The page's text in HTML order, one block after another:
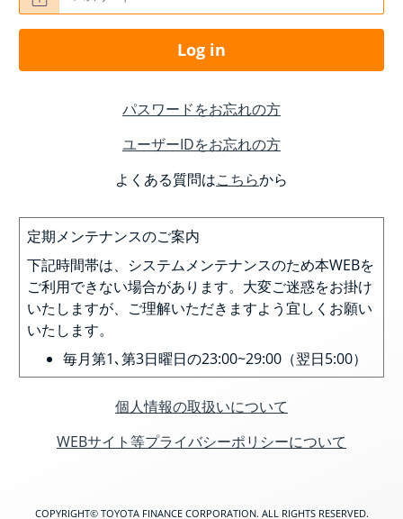
name
Password
Log in
パスワードをお忘れの方
ユーザーIDをお忘れの方
よくある質問はこちらから
定期メンテナンスのご案内
下記時間帯は、システムメンテナンスのため本WEBを
ご利用できない場合があります。大変ご迷惑をお掛け
いたしますが、ご理解いただきますよう宜しくお願い
いたします。
毎月第1､第3日曜日の23:00~29:00（翌日5:00）
個人情報の取扱いについて
WEBサイト等プライバシーポリシーについて
COPYRIGHT© TOYOTA FINANCE CORPORATION. ALL RIGHTS RESERVED.